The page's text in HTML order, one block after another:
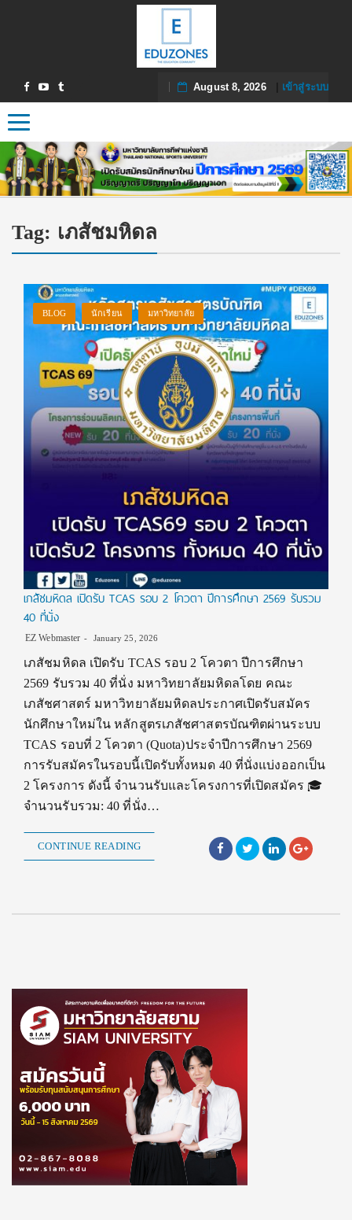
August 8, 2026| เข้าสู่ระบบ
Toggle navigation
Tag: เภสัชมหิดล
BLOG นักเรียน มหาวิทยาลัย
เภสัชมหิดล เปิดรับ TCAS รอบ 2 โควตา ปีการศึกษา 2569 รับรวม
40 ที่นั่ง
EZ Webmaster January 25, 2026
เภสัชมหิดล เปิดรับ TCAS รอบ 2 โควตา ปีการศึกษา
2569 รับรวม 40 ที่นั่ง มหาวิทยาลัยมหิดลโดย คณะ
เภสัชศาสตร์ มหาวิทยาลัยมหิดลประกาศเปิดรับสมัคร
นักศึกษาใหม่ใน หลักสูตรเภสัชศาสตรบัณฑิตผ่านระบบ
TCAS รอบที่ 2 โควตา (Quota)ประจำปีการศึกษา 2569
การรับสมัครในรอบนี้เปิดรับทั้งหมด 40 ที่นั่งแบ่งออกเป็น
2 โครงการ ดังนี้ จำนวนรับและโครงการที่เปิดสมัคร 🎓
จำนวนรับรวม: 40 ที่นั่ง…
CONTINUE READING